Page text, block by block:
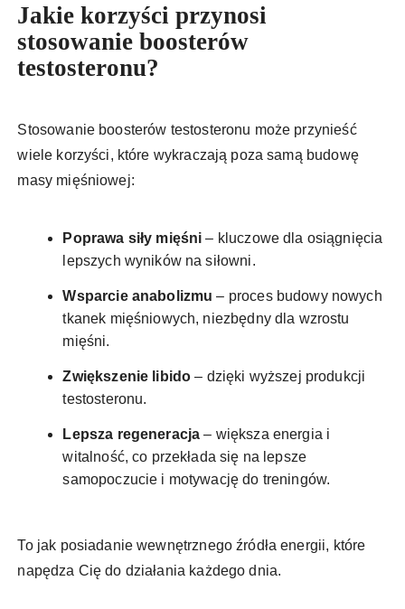
Jakie korzyści przynosi
stosowanie boosterów
testosteronu?
Stosowanie boosterów testosteronu może przynieść
wiele korzyści, które wykraczają poza samą budowę
masy mięśniowej:
Poprawa siły mięśni – kluczowe dla osiągnięcia
lepszych wyników na siłowni.
Wsparcie anabolizmu – proces budowy nowych
tkanek mięśniowych, niezbędny dla wzrostu
mięśni.
Zwiększenie libido – dzięki wyższej produkcji
testosteronu.
Lepsza regeneracja – większa energia i
witalność, co przekłada się na lepsze
samopoczucie i motywację do treningów.
To jak posiadanie wewnętrznego źródła energii, które
napędza Cię do działania każdego dnia.